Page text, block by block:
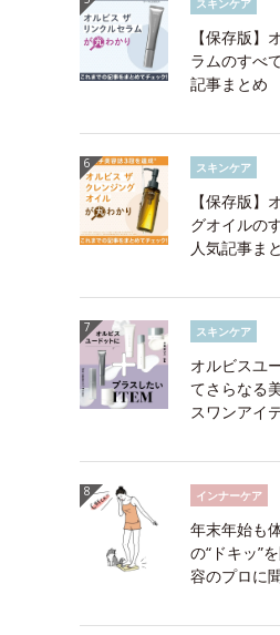
スキンケア
【保存版】
ラムのすべ
記事まとめ
スキンケア
【保存版】
グオイルの
人気記事ま
スキンケア
オルビスユ
てさらなる
スワンアイ
インナーケア
年末年始も
の“ドキッ”
容のプロに